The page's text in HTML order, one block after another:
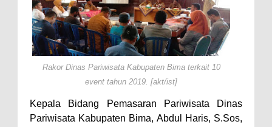
Kapal Wisata Tenggelam di
Perairan Sanggar
Perkuat Soliditas-Sinergi,
Kapolres Bima Silaturahmi ke
Kejari dan Kodim 1608
Nobar Piala Dunia Argentina vs
Inggris, Polres Bima Pererat
Rakor Dinas Pariwisata Kabupaten Bima terkait 10
event tahun 2019. [akt/ist]
Kepala Bidang Pemasaran Pariwisata Dinas
Pariwisata Kabupaten Bima, Abdul Haris, S.Sos,